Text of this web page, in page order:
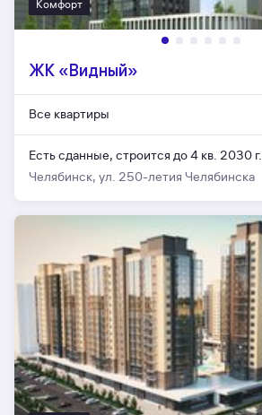
Комфорт
ЖК «Видный»
Все квартиры
Есть сданные, строится до 4 кв. 2030 г.
Челябинск, ул. 250-летия Челябинска